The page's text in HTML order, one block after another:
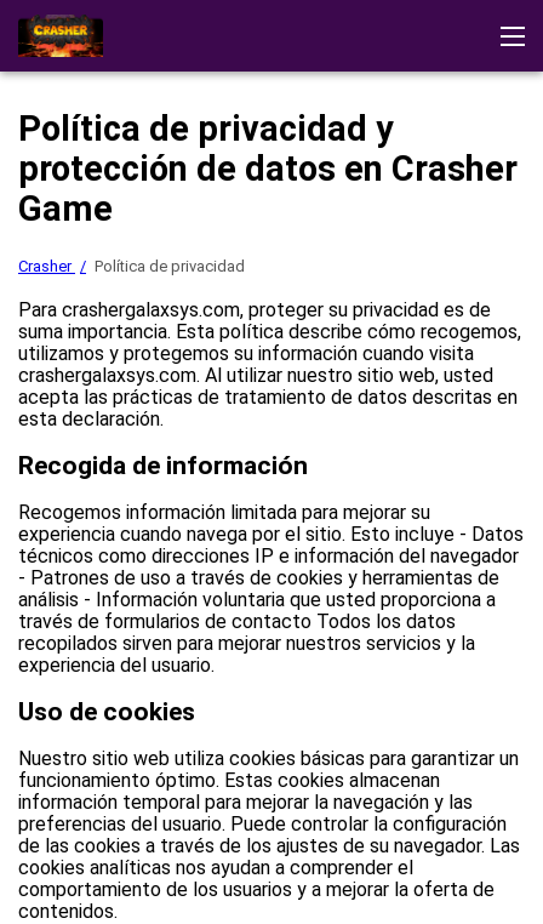
Demo
Otros Juegos
Jugar al casino
Política de privacidad y
protección de datos en Crasher
Game
Crasher Política de privacidad
Para crashergalaxsys.com, proteger su privacidad es de
suma importancia. Esta política describe cómo recogemos,
utilizamos y protegemos su información cuando visita
crashergalaxsys.com. Al utilizar nuestro sitio web, usted
acepta las prácticas de tratamiento de datos descritas en
esta declaración.
Recogida de información
Recogemos información limitada para mejorar su
experiencia cuando navega por el sitio. Esto incluye - Datos
técnicos como direcciones IP e información del navegador
- Patrones de uso a través de cookies y herramientas de
análisis - Información voluntaria que usted proporciona a
través de formularios de contacto Todos los datos
recopilados sirven para mejorar nuestros servicios y la
experiencia del usuario.
Uso de cookies
Nuestro sitio web utiliza cookies básicas para garantizar un
funcionamiento óptimo. Estas cookies almacenan
información temporal para mejorar la navegación y las
preferencias del usuario. Puede controlar la configuración
de las cookies a través de los ajustes de su navegador. Las
cookies analíticas nos ayudan a comprender el
comportamiento de los usuarios y a mejorar la oferta de
contenidos.